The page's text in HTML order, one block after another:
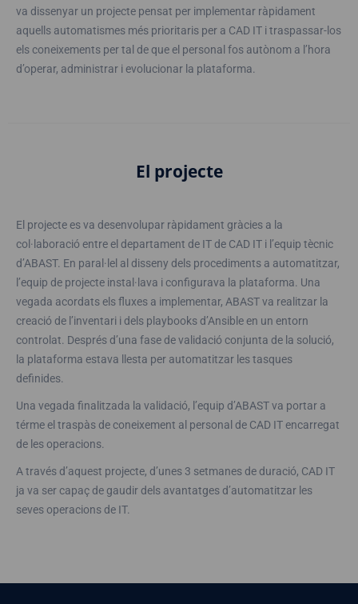
va dissenyar un projecte pensat per implementar ràpidament
aquells automatismes més prioritaris per a CAD IT i traspassar-los
els coneixements per tal de que el personal fos autònom a l’hora
d’operar, administrar i evolucionar la plataforma.
El projecte
El projecte es va desenvolupar ràpidament gràcies a la
col·laboració entre el departament de IT de CAD IT i l’equip tècnic
d’ABAST. En paral·lel al disseny dels procediments a automatitzar,
l’equip de projecte instal·lava i configurava la plataforma. Una
vegada acordats els fluxes a implementar, ABAST va realitzar la
creació de l’inventari i dels playbooks d’Ansible en un entorn
controlat. Després d’una fase de validació conjunta de la solució,
la plataforma estava llesta per automatitzar les tasques
definides.
Una vegada finalitzada la validació, l’equip d’ABAST va portar a
térme el traspàs de coneixement al personal de CAD IT encarregat
de les operacions.
A través d’aquest projecte, d’unes 3 setmanes de duració, CAD IT
ja va ser capaç de gaudir dels avantatges d’automatitzar les
seves operacions de IT.